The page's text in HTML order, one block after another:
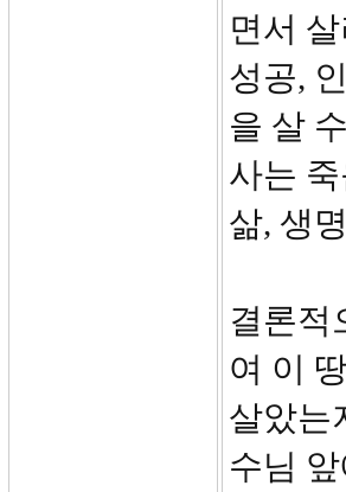
면서
성공,
을 살
사는
삶, 생
결론적
여 이
살았는
수님